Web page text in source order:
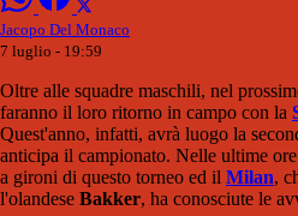
Jacopo Del Monaco
7 luglio - 19:59
Oltre alle squadre maschili, nel
faranno il loro ritorno in campo con la
Quest'anno, infatti, avrà luogo la
anticipa il campionato. Nelle ultime
a gironi di questo torneo ed il Milan,
l'olandese Bakker, ha conosciute le